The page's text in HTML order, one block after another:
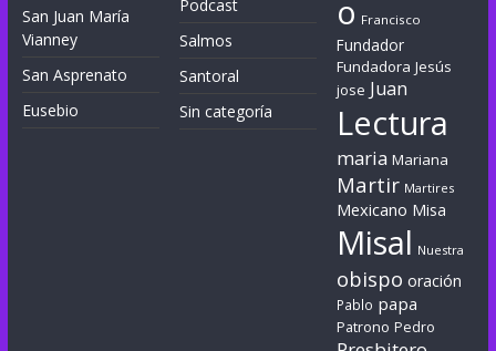
San Juan María
Vianney
San Asprenato
Eusebio
Podcast
Salmos
Santoral
Sin categoría
o Francisco
Fundador
Fundadora Jesús
jose Juan
Lectura
maria Mariana
Martir Martires
Mexicano Misa
Misal Nuestra
obispo oración
Pablo papa
Patrono Pedro